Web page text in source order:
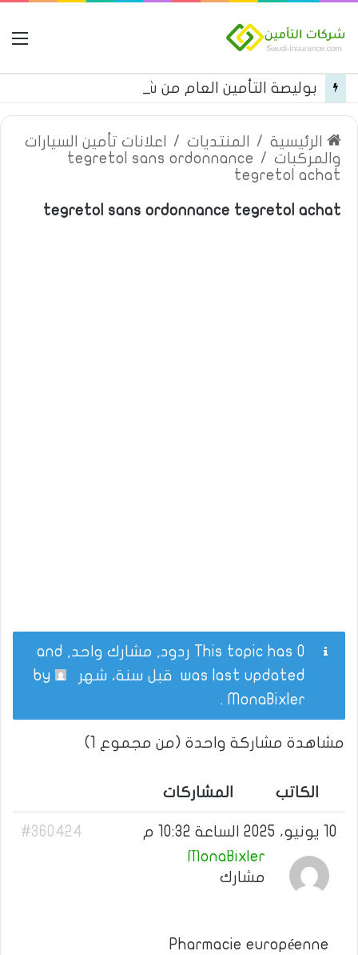
الرئيسية / المنتديات /
اعلانات تأمين السيارات
والمركبات /
tegretol sans ordonnance
tegretol achat
tegretol sans ordonnance tegretol achat
This topic has 0 ردود, مشارك واحد, and
was last updated قبل سنة، شهر
MonaBixler
.
مشاهدة مشاركة واحدة (من مجموع 1)
الكاتب المشاركات
10 يونيو، 2025 الساعة 10:32 م
#360424
MonaBixler
مشارك
Pharmacie européenne